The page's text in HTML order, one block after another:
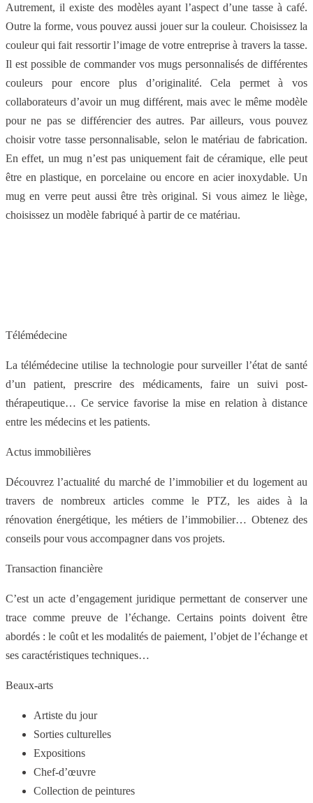
Autrement, il existe des modèles ayant l’aspect d’une tasse à café.
Outre la forme, vous pouvez aussi jouer sur la couleur. Choisissez la
couleur qui fait ressortir l’image de votre entreprise à travers la tasse.
Il est possible de commander vos mugs personnalisés de différentes
couleurs pour encore plus d’originalité. Cela permet à vos
collaborateurs d’avoir un mug différent, mais avec le même modèle
pour ne pas se différencier des autres. Par ailleurs, vous pouvez
choisir votre tasse personnalisable, selon le matériau de fabrication.
En effet, un mug n’est pas uniquement fait de céramique, elle peut
être en plastique, en porcelaine ou encore en acier inoxydable. Un
mug en verre peut aussi être très original. Si vous aimez le liège,
choisissez un modèle fabriqué à partir de ce matériau.
Télémédecine
La télémédecine utilise la technologie pour surveiller l’état de santé
d’un patient, prescrire des médicaments, faire un suivi post-
thérapeutique… Ce service favorise la mise en relation à distance
entre les médecins et les patients.
Actus immobilières
Découvrez l’actualité du marché de l’immobilier et du logement au
travers de nombreux articles comme le PTZ, les aides à la
rénovation énergétique, les métiers de l’immobilier… Obtenez des
conseils pour vous accompagner dans vos projets.
Transaction financière
C’est un acte d’engagement juridique permettant de conserver une
trace comme preuve de l’échange. Certains points doivent être
abordés : le coût et les modalités de paiement, l’objet de l’échange et
ses caractéristiques techniques…
Beaux-arts
Artiste du jour
Sorties culturelles
Expositions
Chef-d’œuvre
Collection de peintures